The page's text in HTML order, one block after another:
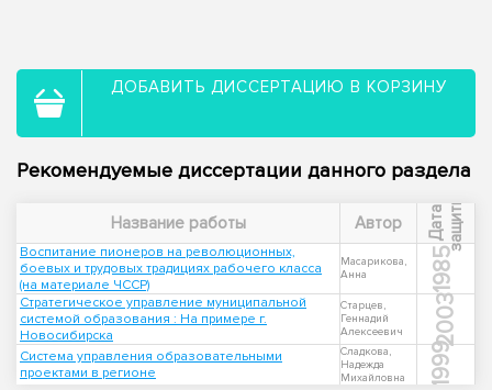
ДОБАВИТЬ ДИССЕРТАЦИЮ В КОРЗИНУ
Рекомендуемые диссертации данного раздела
Название работы Автор Д
а
т
а
з
а
щ
и
т ы
Воспитание пионеров на революционных,
боевых и трудовых традициях рабочего класса
(на материале ЧССР)
Масарикова,
Анна
1985
Стратегическое управление муниципальной
системой образования : На примере г.
Новосибирска
Старцев,
Геннадий
Алексеевич
2003
Система управления образовательными
проектами в регионе
Сладкова,
Надежда
Михайловна
1999